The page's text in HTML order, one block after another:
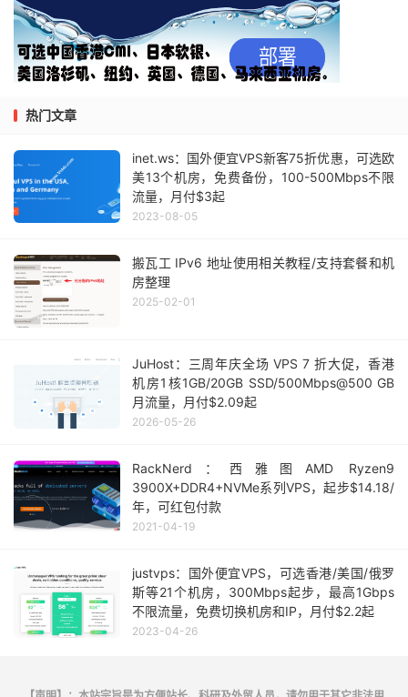
热门文章
inet.ws：国外便宜VPS新客75折优惠，可选欧
美13个机房，免费备份，100-500Mbps不限
流量，月付$3起
2023-08-05
搬瓦工 IPv6 地址使用相关教程/支持套餐和机
房整理
2025-02-01
JuHost：三周年庆全场 VPS 7 折大促，香港
机房1核1GB/20GB SSD/500Mbps@500 GB
月流量，月付$2.09起
2026-05-26
RackNerd：西雅图AMD Ryzen9
3900X+DDR4+NVMe系列VPS，起步$14.18/
年，可红包付款
2021-04-19
justvps：国外便宜VPS，可选香港/美国/俄罗
斯等21个机房，300Mbps起步，最高1Gbps
不限流量，免费切换机房和IP，月付$2.2起
2023-04-26